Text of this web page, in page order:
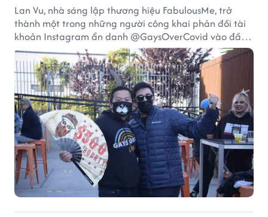
Lan Vu, nhà sáng lập thương hiệu FabulousMe, trở
thành một trong những người công khai phản đối tài
khoản Instagram ẩn danh @GaysOverCovid vào đầu
năm 2021, trong bối cảnh đại dịch COVID-19 vẫn diễn
biến nghiêm trọng.